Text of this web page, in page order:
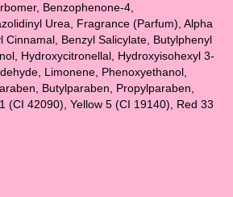
Benzophenone-4,
Urea, Fragrance (Parfum), Alpha
Cinnamal, Benzyl Salicylate, Butylphenyl
Hydroxycitronellal, Hydroxyisohexyl 3-
Limonene, Phenoxyethanol,
Butylparaben, Propylparaben,
(CI 42090), Yellow 5 (CI 19140), Red 33